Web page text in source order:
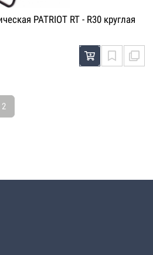
PATRIOT RT - R30 круглая
2